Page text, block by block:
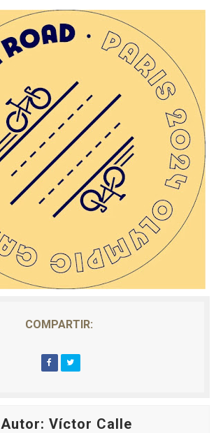
COMPARTIR:
Autor: Víctor Calle